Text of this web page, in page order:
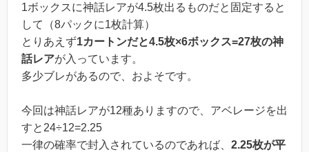
1ボックスに神話レアが4.5枚出るものだと固定すると
して（8パックに1枚計算）
とりあえず1カートンだと4.5枚×6ボックス=27枚の神
話レアが入っています。
多少ブレがあるので、およそです。
今回は神話レアが12種ありますので、アベレージを出
すと24÷12=2.25
一律の確率で封入されているのであれば、 2.25枚が平